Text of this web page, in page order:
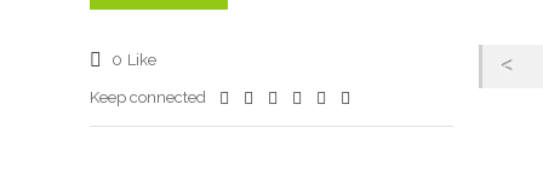
0 Like
Keep connected